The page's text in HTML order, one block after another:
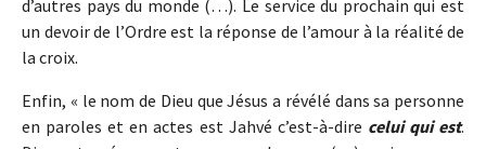
d’autres pays du monde (…). Le service du prochain qui est
un devoir de l’Ordre est la réponse de l’amour à la réalité de
la croix.
Enfin, « le nom de Dieu que Jésus a révélé dans sa personne
en paroles et en actes est Jahvé c’est-à-dire celui qui est.